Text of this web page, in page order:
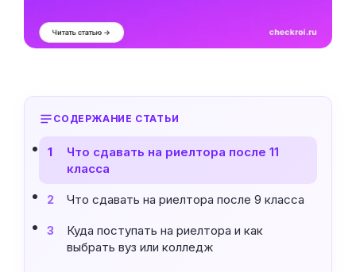
СОДЕРЖАНИЕ СТАТЬИ
1
Что сдавать на риелтора после 11
класса
2 Что сдавать на риелтора после 9 класса
3
Куда поступать на риелтора и как
выбрать вуз или колледж